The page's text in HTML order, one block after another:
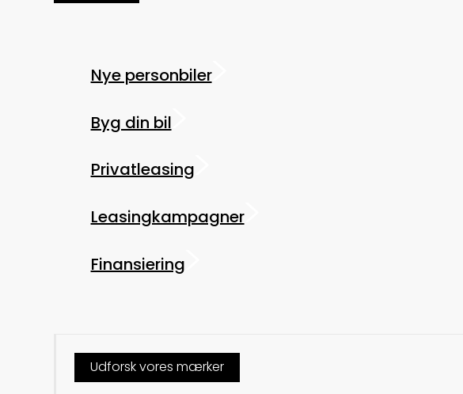
Nye personbiler
Byg din bil
Privatleasing
Leasingkampagner
Finansiering
Udforsk vores mærker